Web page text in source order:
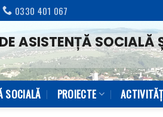
0330 401 067
ASISTENȚĂ SOCIALĂ
SOCIALĂ PROIECTE